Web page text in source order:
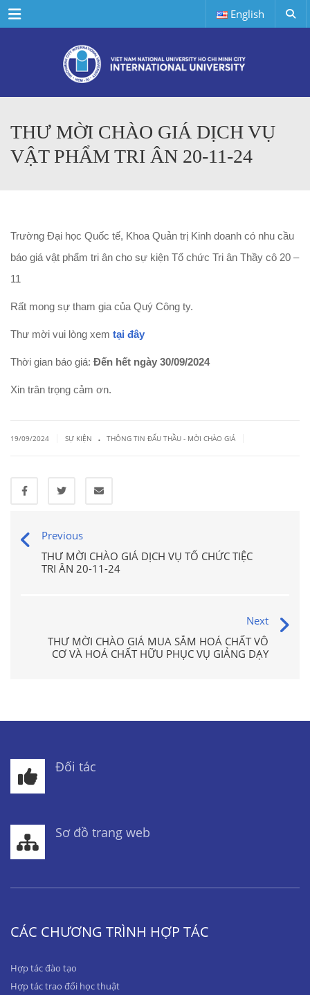
Menu English
THƯ MỜI CHÀO GIÁ DỊCH VỤ
VẬT PHẨM TRI ÂN 20-11-24
Trường Đại học Quốc tế, Khoa Quản trị Kinh doanh có nhu cầu
báo giá vật phẩm tri ân cho sự kiện Tổ chức Tri ân Thầy cô 20 –
11
Rất mong sự tham gia của Quý Công ty.
Thư mời vui lòng xem tại đây
Thời gian báo giá: Đến hết ngày 30/09/2024
Xin trân trọng cảm ơn.
19/09/2024 SỰ KIỆN . THÔNG TIN ĐẤU THẦU - MỜI CHÀO GIÁ
Previous
THƯ MỜI CHÀO GIÁ DỊCH VỤ TỔ CHỨC TIỆC
TRI ÂN 20-11-24
Next
THƯ MỜI CHÀO GIÁ MUA SẮM HOÁ CHẤT VÔ
CƠ VÀ HOÁ CHẤT HỮU PHỤC VỤ GIẢNG DẠY
Đối tác
Sơ đồ trang web
CÁC CHƯƠNG TRÌNH HỢP TÁC
Hợp tác đào tạo
Hợp tác trao đổi học thuật